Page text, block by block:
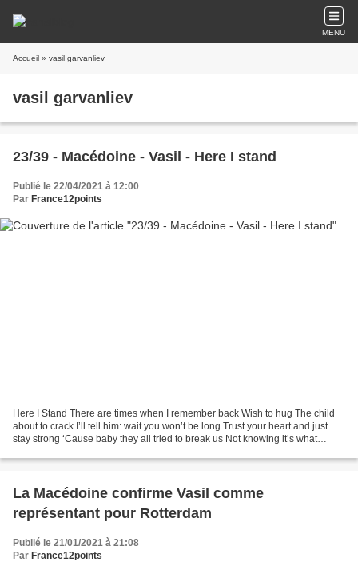
MENU
Accueil » vasil garvanliev
vasil garvanliev
23/39 - Macédoine - Vasil - Here I stand
Publié le 22/04/2021 à 12:00
Par France12points
Here I Stand There are times when I remember back Wish to hug The child
about to crack I’ll tell him: wait you won’t be long Trust your heart and just
stay strong ‘Cause baby they all tried to break us Not knowing it’s what
La Macédoine confirme Vasil comme
représentant pour Rotterdam
Publié le 21/01/2021 à 21:08
Par France12points